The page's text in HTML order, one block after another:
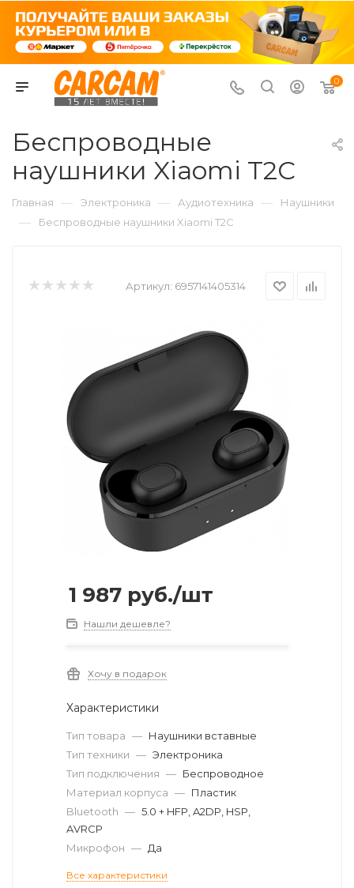
0
Беспроводные
наушники Xiaomi T2C
Главная — Электроника — Аудиотехника — Наушники
— Беспроводные наушники Xiaomi T2C
Артикул: 6957141405314
1 987 руб./шт
Нашли дешевле?
Хочу в подарок
Характеристики
Тип товара — Наушники вставные
Тип техники — Электроника
Тип подключения — Беспроводное
Материал корпуса — Пластик
Bluetooth — 5.0 + HFP, A2DP, HSP,
AVRCP
Микрофон — Да
Все характеристики